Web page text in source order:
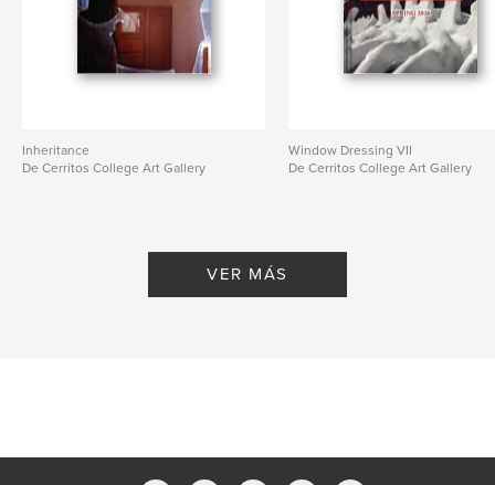
Inheritance
De Cerritos College Art Gallery
Window Dressing VII
De Cerritos College Art Gallery
VER MÁS